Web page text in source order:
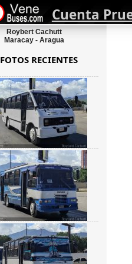
Cuenta
Roybert Cachutt
Maracay - Aragua
FOTOS RECIENTES